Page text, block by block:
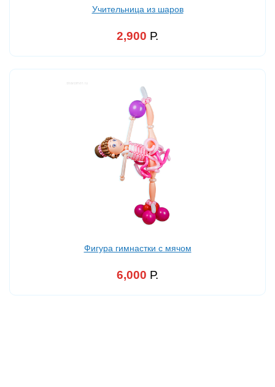
Учительница из шаров
2,900 Р.
Фигура гимнастки с мячом
6,000 Р.